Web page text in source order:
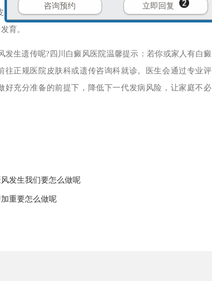
发育的物质)、保持情绪稳定(孕期焦虑可能通过激素影响
育。
生遗传呢?四川白癜风医院温馨提示：若你或家人有白癜
正规医院皮肤科或遗传咨询科就诊。医生会通过专业评
充分准备的前提下，降低下一代发病风险，让家庭不必
发生我们要怎么做呢
重要怎么做呢
咨询预约 立即回复